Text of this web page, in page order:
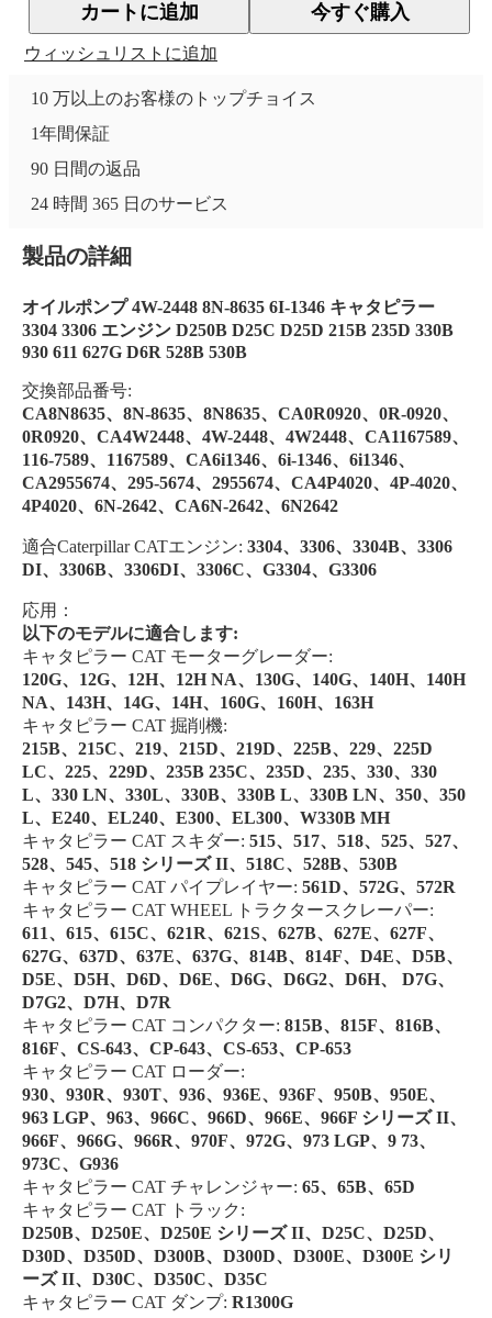
今すぐ購入
カートに追加
ウィッシュリストに追加
10 万以上のお客様のトップチョイス
1年間保証
90 日間の返品
24 時間 365 日のサービス
製品の詳細
オイルポンプ 4W-2448 8N-8635 6I-1346 キャタピラー
3304 3306 エンジン D250B D25C D25D 215B 235D 330B
930 611 627G D6R 528B 530B
交換部品番号:
CA8N8635、8N-8635、8N8635、CA0​​R0920、0R-0920、
0R0920、CA4W2448、4W-2448、4W2448、CA1167589、
116-7589、1167589、CA6i1346、6i-1346、6i1346、
CA2955674、295-5674、2955674、CA4P4020、4P-4020、
4P4020、6N-2642、CA6N-2642、6N2642
適合Caterpillar CATエンジン: 3304、3306、3304B、3306
DI、3306B、3306DI、3306C、G3304、G3306
応用：
以下のモデルに適合します:
キャタピラー CAT モーターグレーダー:
120G、12G、12H、12H NA、130G、140G、140H、140H
NA、143H、14G、14H、160G、160H、163H
キャタピラー CAT 掘削機:
215B、215C、219、215D、219D、225B、229、225D
LC、225、229D、235B 235C、235D、235、330、330
L、330 LN、330L、330B、330B L、330B LN、350、350
L、E240、EL240、E300、EL300、W330B MH
キャタピラー CAT スキダー: 515、517、518、525、527、
528、545、518 シリーズ II、518C、528B、530B
キャタピラー CAT パイプレイヤー: 561D、572G、572R
キャタピラー CAT WHEEL トラクタースクレーパー:
611、615、615C、621R、621S、627B、627E、627F、
627G、637D、637E、637G、814B、814F、D4E、D5B、
D5E、D5H、D6D、D6E、D6G、D6G2、D6H、 D7G、
D7G2、D7H、D7R
キャタピラー CAT コンパクター: 815B、815F、816B、
816F、CS-643、CP-643、CS-653、CP-653
キャタピラー CAT ローダー:
930、930R、930T、936、936E、936F、950B、950E、
963 LGP、963、966C、966D、966E、966F シリーズ II、
966F、966G、966R、970F、972G、973 LGP、9 73、
973C、G936
キャタピラー CAT チャレンジャー: 65、65B、65D
キャタピラー CAT トラック:
D250B、D250E、D250E シリーズ II、D25C、D25D、
D30D、D350D、D300B、D300D、D300E、D300E シリ
ーズ II、D30C、D350C、D35C
キャタピラー CAT ダンプ: R1300G